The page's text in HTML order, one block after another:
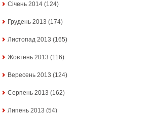
Січень 2014 (124)
Грудень 2013 (174)
Листопад 2013 (165)
Жовтень 2013 (116)
Вересень 2013 (124)
Серпень 2013 (162)
Липень 2013 (54)